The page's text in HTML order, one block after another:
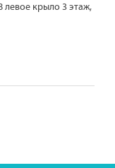
левое крыло 3 этаж,